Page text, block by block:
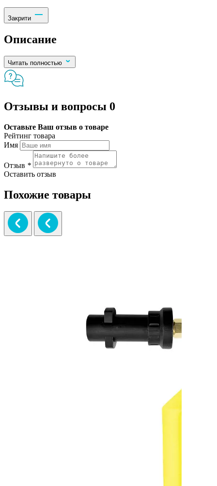
Закрити
Описание
Читать полностью
Отзывы и вопросы 0
Оставьте Ваш отзыв о товаре
Рейтинг товара
Имя
Отзыв *
Оставить отзыв
Похожие товары